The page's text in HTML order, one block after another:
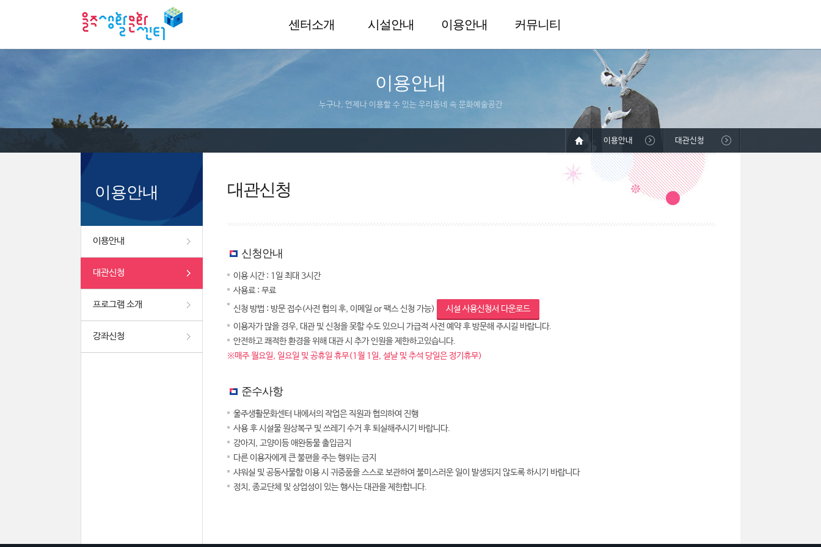
센터소개 시설안내 이용안내 커뮤니티
이용안내
누구나, 언제나 이용할 수 있는 우리동네 속 문화예술공간
이용안내
이용안내
대관신청
프로그램 소개
강좌신청
이용안내 대관신청
대관신청
신청안내
이용 시간 : 1일 최대 3시간
사용료 : 무료
신청 방법 : 방문 접수(사전 협의 후, 이메일 or 팩스 신청 가능)
시설 사용신청서 다운로드
이용자가 많을 경우, 대관 및 신청을 못할 수도 있으니 가급적 사전 예약 후 방문해 주시길 바랍니다.
안전하고 쾌적한 환경을 위해 대관 시 추가 인원을 제한하고있습니다.
※매주 월요일, 일요일 및 공휴일 휴무(1월 1일, 설날 및 추석 당일은 정기휴무)
준수사항
울주생활문화센터 내에서의 작업은 직원과 협의하여 진행
사용 후 시설물 원상복구 및 쓰레기 수거 후 퇴실해주시기 바랍니다.
강아지, 고양이등 애완동물 출입금지
다른 이용자에게 큰 불편을 주는 행위는 금지
샤워실 및 공동사물함 이용 시 귀중품을 스스로 보관하여 불미스러운 일이 발생되지 않도록 하시기 바랍니다
정치, 종교단체 및 상업성이 있는 행사는 대관을 제한합니다.